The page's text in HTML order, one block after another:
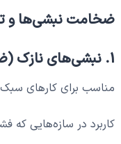
ضخامت نبشی‌ها و
1. نبشی‌های نازک (ضخامت ۳ تا ۵ میلی‌متر):
مناسب برای کارهای
کاربرد در سازه‌هایی که